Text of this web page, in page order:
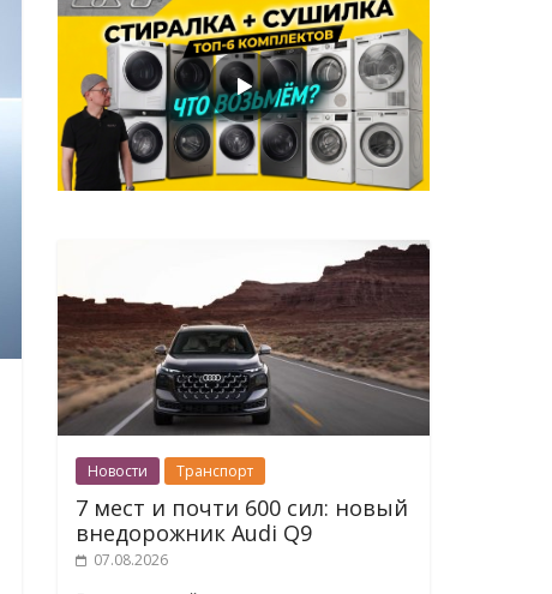
Новости Транспорт
7 мест и почти 600 сил: новый
внедорожник Audi Q9
07.08.2026